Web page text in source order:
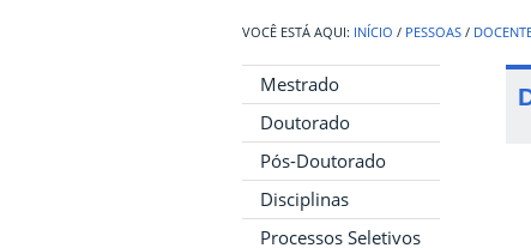
INÍCIO / PESSOAS /
Mestrado
Doutorado
Pós-Doutorado
Disciplinas
Processos Seletivos